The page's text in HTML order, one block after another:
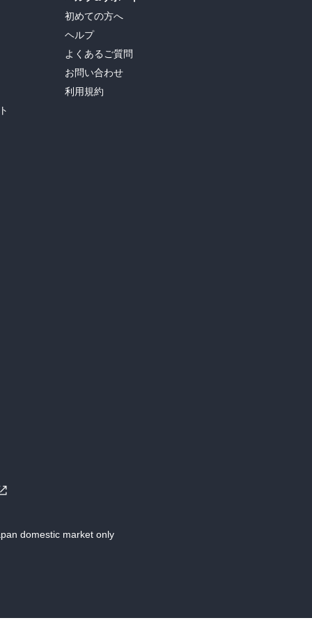
初めての方へ
ヘルプ
よくあるご質問
お問い合わせ
利用規約
domestic market only